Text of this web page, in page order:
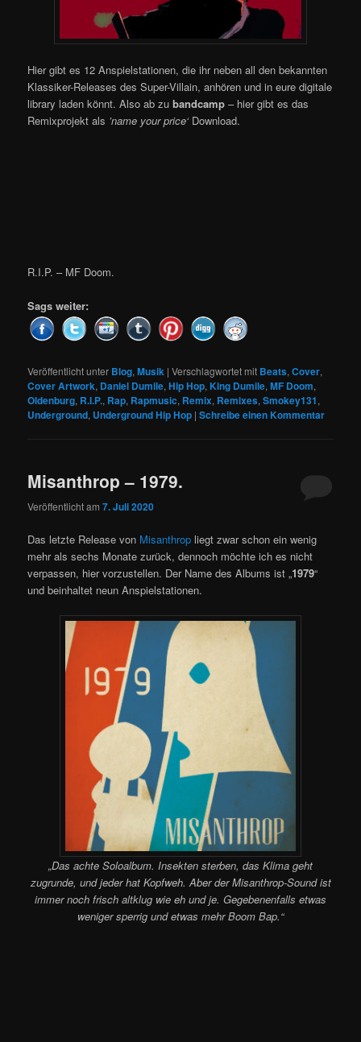
Hier gibt es 12 Anspielstationen, die ihr neben all den bekannten
Klassiker-Releases des Super-Villain, anhören und in eure digitale
library laden könnt. Also ab zubandcamp – hier gibt es das
Remixprojekt als ’name your price‘Download.
R.I.P. – MF Doom.
Sags weiter:
Veröffentlicht unter Blog,Musik |Verschlagwortet mit Beats,Cover,
Cover Artwork, Daniel Dumile,Hip Hop,King Dumile,MF Doom,
Oldenburg, R.I.P., Rap, Rapmusic, Remix, Remixes,Smokey131,
Underground, Underground Hip Hop |Schreibe einen Kommentar
Misanthrop – 1979.
Veröffentlicht am7. Juli 2020
Das letzte Release von Misanthrop liegt zwar schon ein wenig
mehr als sechs Monate zurück, dennoch möchte ich es nicht
verpassen, hier vorzustellen. Der Name des Albums ist „1979“
und beinhaltet neun Anspielstationen.
„Das achte Soloalbum. Insekten sterben, das Klima geht
zugrunde, und jeder hat Kopfweh. Aber der Misanthrop-Sound ist
immer noch frisch altklug wie eh und je. Gegebenenfalls etwas
weniger sperrig und etwas mehr Boom Bap.“